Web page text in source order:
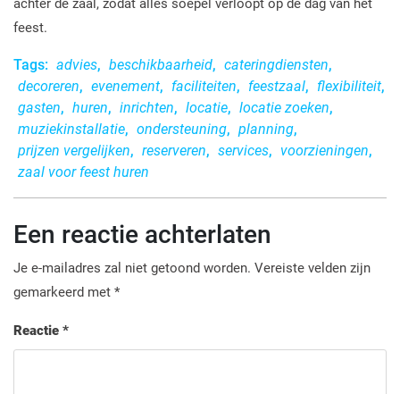
achter de zaal, zodat alles soepel verloopt op de dag van het
feest.
Tags: advies, beschikbaarheid, cateringdiensten,
decoreren, evenement, faciliteiten, feestzaal, flexibiliteit,
gasten, huren, inrichten, locatie, locatie zoeken,
muziekinstallatie, ondersteuning, planning,
prijzen vergelijken, reserveren, services, voorzieningen,
zaal voor feest huren
Een reactie achterlaten
Je e-mailadres zal niet getoond worden. Vereiste velden zijn
gemarkeerd met *
Reactie *